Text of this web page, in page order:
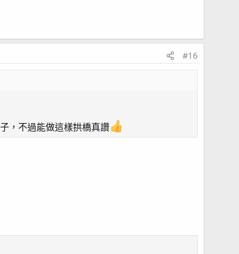
#16
，不過能做這樣拱橋真讚